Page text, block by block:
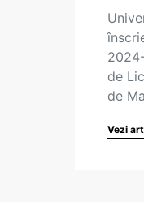
de
de
Vezi